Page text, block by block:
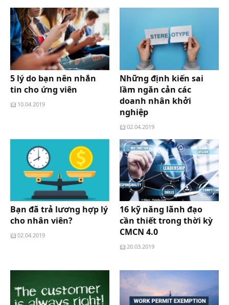
5 lý do bạn nên nhắn
tin cho ứng viên
10.04.2019
Những định kiến sai
lầm ngăn cản các
doanh nhân khởi
nghiệp
02.04.2019
Bạn đã trả lương hợp lý
cho nhân viên?
02.04.2019
16 kỹ năng lãnh đạo
cần thiết trong thời kỳ
CMCN 4.0
20.03.2019